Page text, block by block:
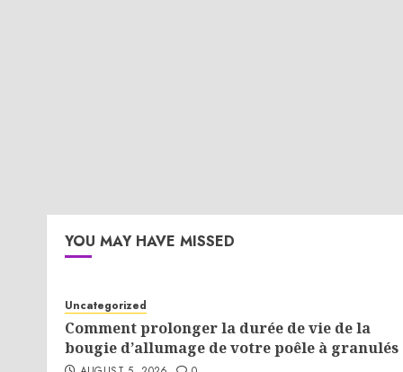
YOU MAY HAVE MISSED
Uncategorized
Comment prolonger la durée de vie de la
bougie d’allumage de votre poêle à granulés